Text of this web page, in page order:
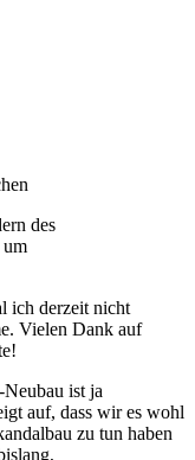
des
um
ich derzeit nicht
Vielen Dank auf
ist ja
auf, dass wir es wohl
zu tun haben